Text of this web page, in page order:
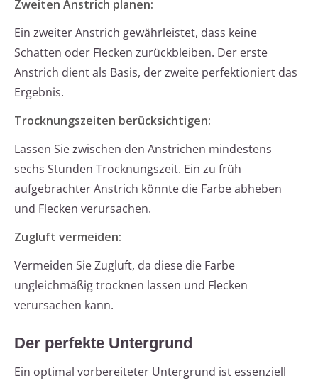
Zweiten Anstrich planen:
Ein zweiter Anstrich gewährleistet, dass keine
Schatten oder Flecken zurückbleiben. Der erste
Anstrich dient als Basis, der zweite perfektioniert das
Ergebnis.
Trocknungszeiten berücksichtigen:
Lassen Sie zwischen den Anstrichen mindestens
sechs Stunden Trocknungszeit. Ein zu früh
aufgebrachter Anstrich könnte die Farbe abheben
und Flecken verursachen.
Zugluft vermeiden:
Vermeiden Sie Zugluft, da diese die Farbe
ungleichmäßig trocknen lassen und Flecken
verursachen kann.
Der perfekte Untergrund
Ein optimal vorbereiteter Untergrund ist essenziell